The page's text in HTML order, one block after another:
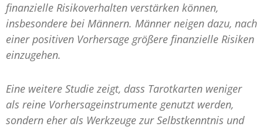
finanzielle Risikoverhalten verstärken können,
insbesondere bei Männern. Männer neigen dazu, nach
einer positiven Vorhersage größere finanzielle Risiken
einzugehen.
Eine weitere Studie zeigt, dass Tarotkarten weniger
als reine Vorhersageinstrumente genutzt werden,
sondern eher als Werkzeuge zur Selbstkenntnis und